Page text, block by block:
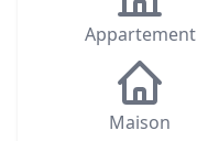
Appartement
Maison